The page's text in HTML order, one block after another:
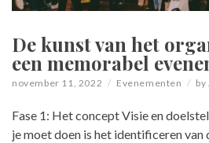
De kunst van het
een memorabel
november 11, 2022 Evenementen by
Fase 1: Het concept Visie en
je moet doen is het identificeren van